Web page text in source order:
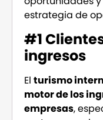
estrategia de
#1
ingresos
El turismo
motor de los
empresas,